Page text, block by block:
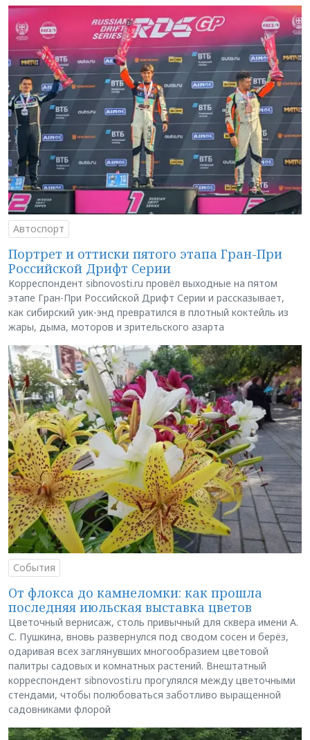
Автоспорт
Портрет и оттиски пятого этапа Гран-При
Российской Дрифт Серии
Корреспондент sibnovosti.ru провёл выходные на пятом
этапе Гран-При Российской Дрифт Серии и рассказывает,
как сибирский уик-энд превратился в плотный коктейль из
жары, дыма, моторов и зрительского азарта
События
От флокса до камнеломки: как прошла
последняя июльская выставка цветов
Цветочный вернисаж, столь привычный для сквера имени А.
С. Пушкина, вновь развернулся под сводом сосен и берёз,
одаривая всех заглянувших многообразием цветовой
палитры садовых и комнатных растений. Внештатный
корреспондент sibnovosti.ru прогулялся между цветочными
стендами, чтобы полюбоваться заботливо выращенной
садовниками флорой